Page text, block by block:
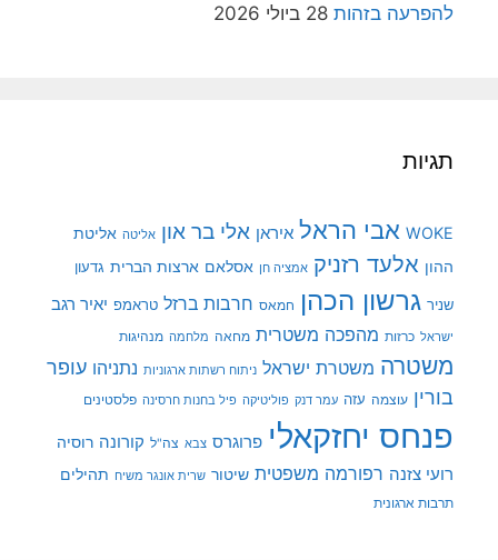
להפרעה בזהות 28 ביולי 2026
תגיות
WOKE אבי הראל איראן אלי בר און אליטה אליטת
ההון אלעד רזניק אמציה חן אסלאם ארצות הברית גדעון
שניר גרשון הכהן חמאס חרבות ברזל טראמפ יאיר רגב
ישראל כרזות מהפכה משטרית מחאה מלחמה מנהיגות
משטרה משטרת ישראל ניתוח רשתות ארגוניות נתניהו עופר
בורין עוצמה עזה עמר דנק פוליטיקה פיל בחנות חרסינה פלסטינים
פנחס יחזקאלי פרוגרס צבא צה"ל קורונה רוסיה
רועי צזנה רפורמה משפטית שיטור שרית אונגר משיח תהילים
תרבות ארגונית